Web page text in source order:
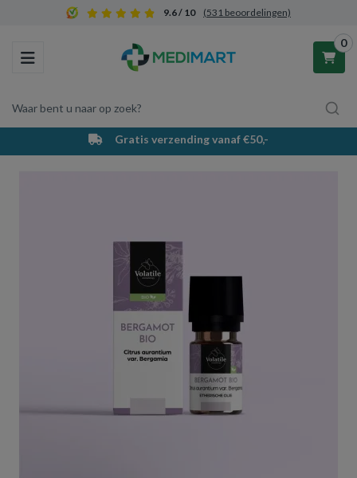
9.6 / 10 (531 beoordelingen)
Toggle navigation
Waar bent u naar op zoek?
0
Winkelwagen
Vul hem met producten.
Gratis verzending vanaf €50,-